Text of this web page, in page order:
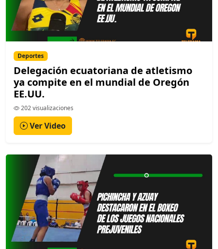
Deportes
Delegación ecuatoriana de atletismo
ya compite en el mundial de Oregón
EE.UU.
202 visualizaciones
Ver Video